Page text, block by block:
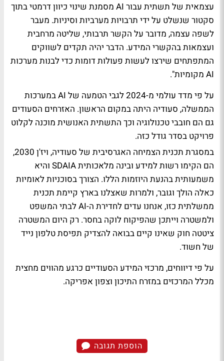
עצמאית של תשתית עבור AI מסמנת שינוי כיוון דרמטי בתוך
סקטור שנשלט על ידי תרבויות מערביות וסיניות. מעבר
לשפה עצמה, מדובר על הקשר תרבותי, שליטה מרחבית
ועצמאות בהקשרי המידע. הדבר יהיה תקדים לשווקים
המתפתחים שירצו לעשות פעולות דומות כדי לבנות מערכות
AI מקומיות".
על פי מדד עולמי מ-2024 לגבי הטמעה של AI במערכות
הממשלה, סעודיה היתה במקום הראשון. האזרחים הסעודים
גם הם חובבי טכנולוגיה וכך התשתית האנושית מוכנה לקלוט
פרויקט בסדר גודל כזה.
במסגרת תכנית הצמיחה האגרסיבית של סעודיה, ויז'ן 2030,
הם הקימו רשות למידע ובינה מלאכותית SDAIA והיא
משמעותית בהנעת היוזמות הללו. הצורך בסוכניות לאומיות
כאלה הולך וגובר, ולמרות שאצלנו בארץ קיימת תכנית
ממשלתית כזו, אנחנו עדים לחדירת ה-AI לבתי המשפט
ולמשטרה וייתכן שהפיקוח לוקה בחסר. רק היום המשטרה
ציטטה חוק שאינו קיים בבואה להצדיק תפיסת טלפון נייד
של חשוד.
על פי דיווחים, מרכזי המידע הסעודיים כרגע מהווים מחצית
מכלל המרכזים במזרח התיכון וצפון אפריקה.
הוספת תגובה